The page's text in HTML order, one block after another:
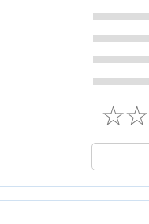
☆
☆